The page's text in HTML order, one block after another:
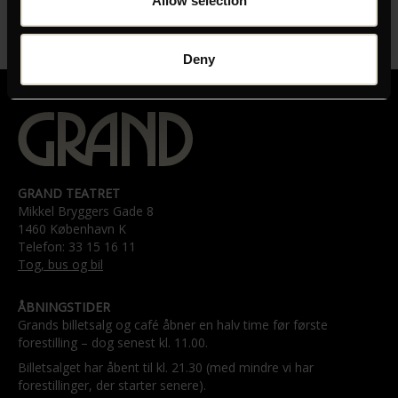
Deny
01:41
GRAND TEATRET
Mikkel Bryggers Gade 8
1460 København K
Telefon: 33 15 16 11
Tog, bus og bil
ÅBNINGSTIDER
Grands billetsalg og café åbner en halv time før første
forestilling – dog senest kl. 11.00.
Billetsalget har åbent til kl. 21.30 (med mindre vi har
forestillinger, der starter senere).